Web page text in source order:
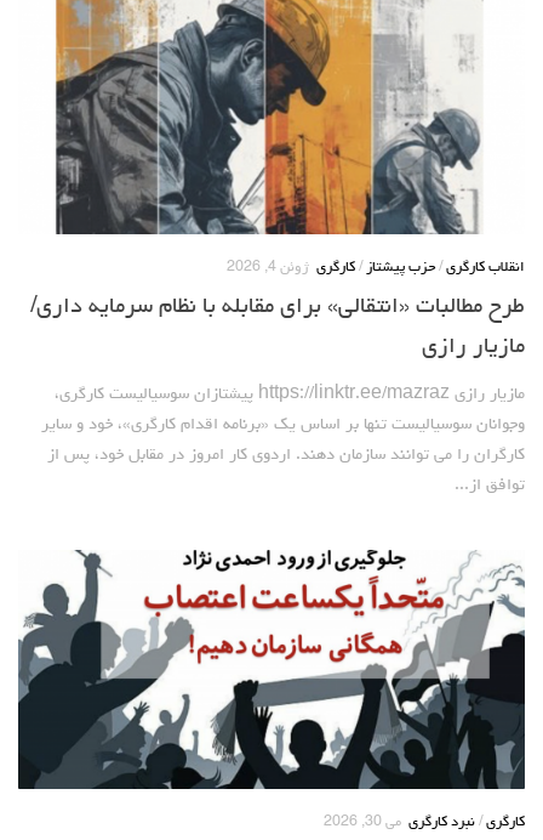
انقلاب کارگری / حزب پیشتاز / کارگری ژوئن 4, 2026
طرح مطالبات «انتقالی» برای مقابله با نظام سرمایه داری/
مازیار رازی
مازیار رازی https://linktr.ee/mazraz پیشتازان سوسیالیست کارگری،
وجوانان سوسیالیست تنها بر اساس یک «برنامه اقدام کارگری»، خود و سایر
کارگران را می توانند سازمان دهند. اردوی کار امروز در مقابل خود، پس از
توافق از...
کارگری / نبرد کارگری می 30, 2026